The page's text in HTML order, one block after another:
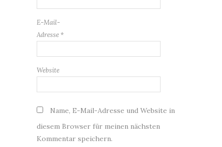
E-Mail-
Adresse *
Website
Name, E-Mail-Adresse und Website in
diesem Browser für meinen nächsten
Kommentar speichern.